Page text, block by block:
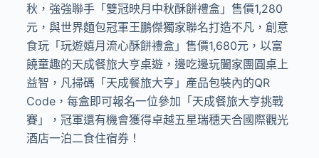
秋，強強聯手「雙冠映月中秋酥餅禮盒」售價1,280
元，與世界麵包冠軍王鵬傑獨家聯名打造不凡，創意
食玩「玩遊嬉月流心酥餅禮盒」售價1,680元，以富
饒童趣的天成餐旅大亨桌遊，邊吃邊玩闔家團圓桌上
益智，凡掃碼「天成餐旅大亨」產品包裝內的QR
Code，每盒即可報名一位參加「天成餐旅大亨挑戰
賽」，冠軍還有機會獲得卓越五星瑞穗天合國際觀光
酒店一泊二食住宿券！